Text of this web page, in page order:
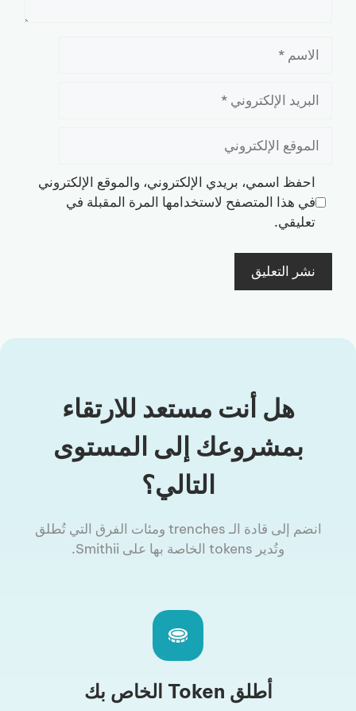
الاسم
البريد
الإلكتروني
الموقع
الإلكتروني
احفظ اسمي، بريدي الإلكتروني، والموقع الإلكتروني
في هذا المتصفح لاستخدامها المرة المقبلة في
تعليقي.
هل أنت مستعد للارتقاء
بمشروعك إلى المستوى
التالي؟
انضم إلى قادة الـ trenches ومئات الفرق التي تُطلق
وتُدير tokens الخاصة بها على Smithii.
أطلق Token الخاص بك